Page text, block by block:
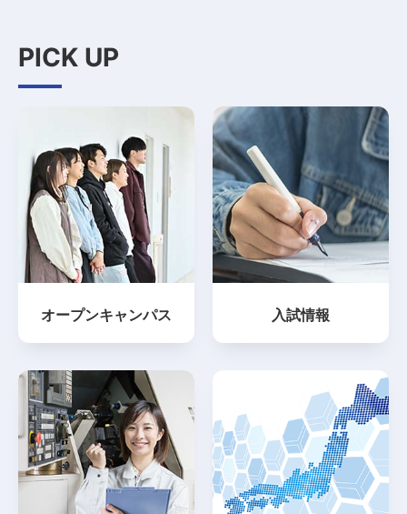
PICK UP
オープンキャンパス 入試情報